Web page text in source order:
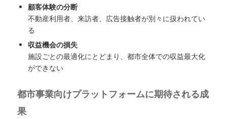
顧客体験の分断
不動産利用者、来訪者、広告接触者が別々に扱われてい
る
収益機会の損失
施設ごとの最適化にとどまり、都市全体での収益最大化
ができない
都市事業向けプラットフォームに期待される成
果